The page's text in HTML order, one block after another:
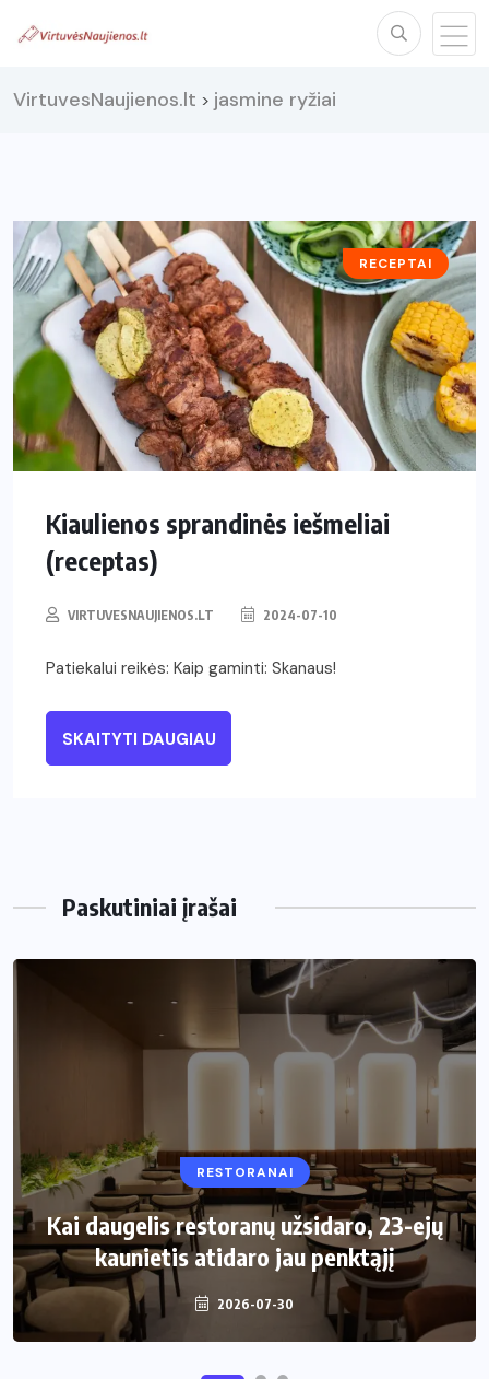
VirtuvesNaujienos.lt > jasmine ryžiai
RECEPTAI
Kiaulienos sprandinės iešmeliai
(receptas)
VIRTUVESNAUJIENOS.LT 2024-07-10
Patiekalui reikės: Kaip gaminti: Skanaus!
SKAITYTI DAUGIAU
Paskutiniai įrašai
RESTORANAI
Kai daugelis restoranų užsidaro, 23-ejų
kaunietis atidaro jau penktąjį
2026-07-30
VIRTUVĖ
Kaip pasirinkti šiukšliadėžę mažai
virtuvei?
2026-06-25